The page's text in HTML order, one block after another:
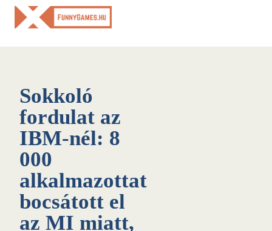
Skip
Sokkoló
fordulat az
IBM-nél: 8
000
alkalmazottat
bocsátott el
az MI miatt,